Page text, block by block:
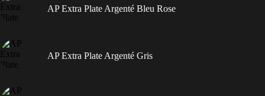
AP Extra Plate Argenté Bleu Rose
AP Extra Plate Argenté Gris